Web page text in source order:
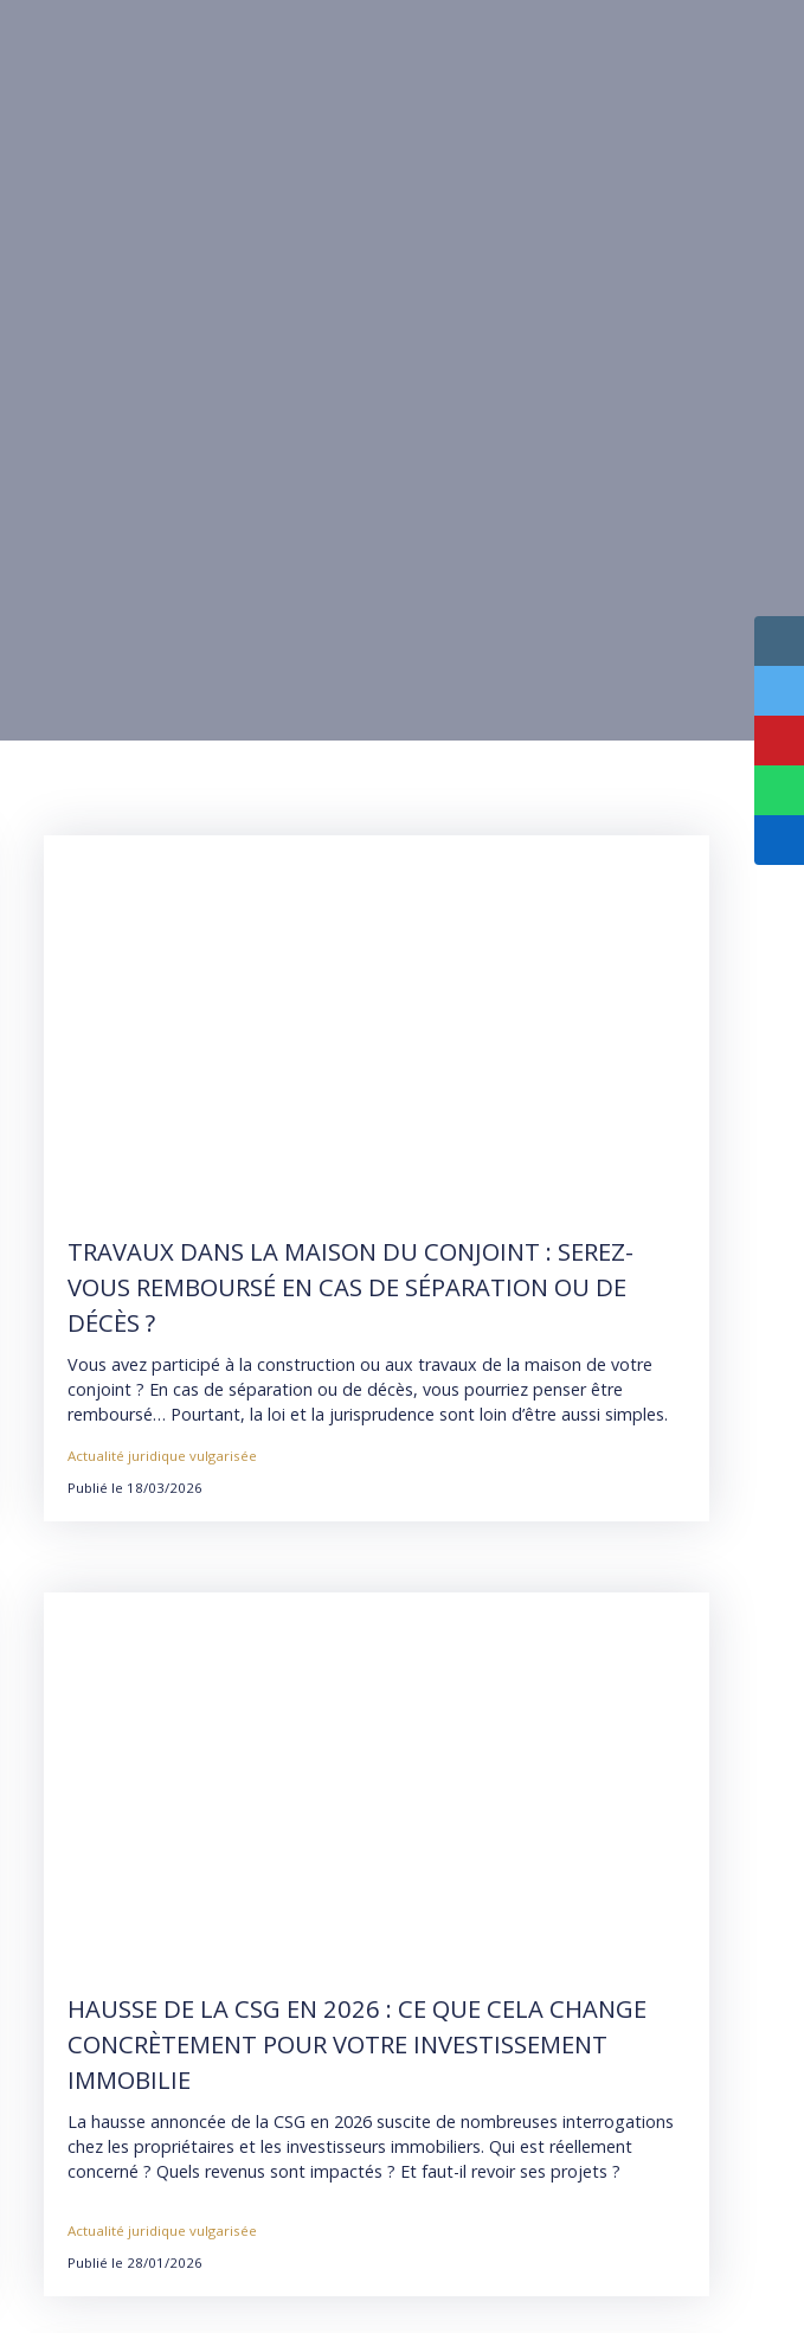
TRAVAUX DANS LA MAISON DU CONJOINT : SEREZ-
VOUS REMBOURSÉ EN CAS DE SÉPARATION OU DE
DÉCÈS ?
Vous avez participé à la construction ou aux travaux de la maison de votre
conjoint ? En cas de séparation ou de décès, vous pourriez penser être
remboursé… Pourtant, la loi et la jurisprudence sont loin d’être aussi simples.
Actualité juridique vulgarisée
Publié le 18/03/2026
HAUSSE DE LA CSG EN 2026 : CE QUE CELA CHANGE
CONCRÈTEMENT POUR VOTRE INVESTISSEMENT
IMMOBILIE
La hausse annoncée de la CSG en 2026 suscite de nombreuses interrogations
chez les propriétaires et les investisseurs immobiliers. Qui est réellement
concerné ? Quels revenus sont impactés ? Et faut-il revoir ses projets ?
Actualité juridique vulgarisée
Publié le 28/01/2026